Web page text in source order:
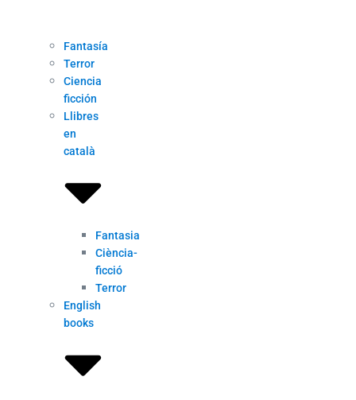
Fantasía
Terror
Ciencia
ficción
Llibres
en
català
Fantasia
Ciència-
ficció
Terror
English
books